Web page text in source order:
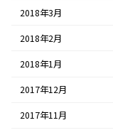
2018年3月
2018年2月
2018年1月
2017年12月
2017年11月